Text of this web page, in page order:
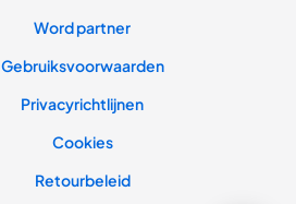
Word partner
Gebruiksvoorwaarden
Privacyrichtlijnen
Cookies
Retourbeleid